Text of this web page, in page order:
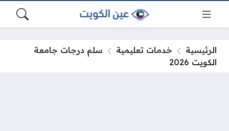
الرئيسية خدمات تعليمية
سلم درجات جامعة
الكويت 2026